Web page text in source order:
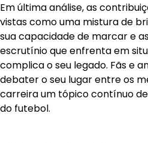
Em última análise, as
vistas como uma mistura de
sua capacidade de marcar e
escrutínio que enfrenta em
complica o seu legado. Fãs e
debater o seu lugar entre os
carreira um tópico contínuo
do futebol.